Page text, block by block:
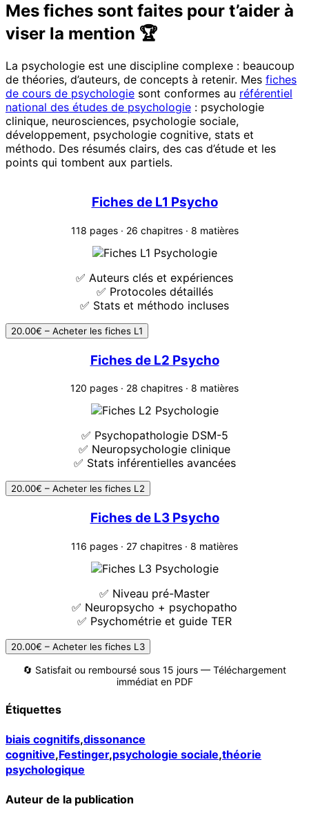
Mes fiches sont faites pour t’aider à
viser la mention 🏆
La psychologie est une discipline complexe : beaucoup
de théories, d’auteurs, de concepts à retenir. Mes fiches
de cours de psychologie sont conformes au référentiel
national des études de psychologie : psychologie
clinique, neurosciences, psychologie sociale,
développement, psychologie cognitive, stats et
méthodo. Des résumés clairs, des cas d’étude et les
points qui tombent aux partiels.
Fiches de L1 Psycho
118 pages · 26 chapitres · 8 matières
✅ Auteurs clés et expériences
✅ Protocoles détaillés
✅ Stats et méthodo incluses
20.00€ – Acheter les fiches L1
Fiches de L2 Psycho
120 pages · 28 chapitres · 8 matières
✅ Psychopathologie DSM-5
✅ Neuropsychologie clinique
✅ Stats inférentielles avancées
20.00€ – Acheter les fiches L2
Fiches de L3 Psycho
116 pages · 27 chapitres · 8 matières
✅ Niveau pré-Master
✅ Neuropsycho + psychopatho
✅ Psychométrie et guide TER
20.00€ – Acheter les fiches L3
🔄 Satisfait ou remboursé sous 15 jours — Téléchargement
immédiat en PDF
Étiquettes
biais cognitifs,dissonance
cognitive,Festinger,psychologie sociale,théorie
psychologique
Auteur de la publication